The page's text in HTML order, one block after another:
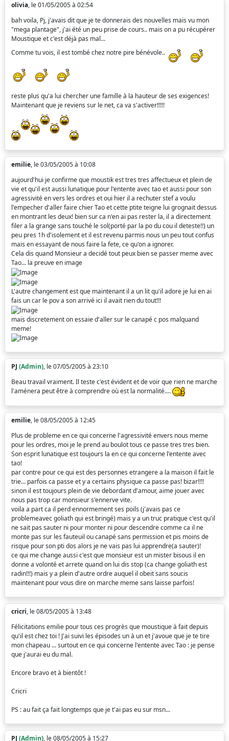
olivia, le 01/05/2005 à 02:54
bah voila, Pj, j'avais dit que je te donnerais des nouvelles mais vu mon
"mega plantage", j'ai été un peu prise de cours.. mais on a pu récupérer
Moustique et c'est déjà pas mal...
Comme tu vois, il est tombé chez notre pire bénévole..
reste plus qu'a lui chercher une famille à la hauteur de ses exigences!
Maintenant que je reviens sur le net, ca va s'activer!!!!!
emilie, le 03/05/2005 à 10:08
aujourd'hui je confirme que moustik est tres tres affectueux et plein de
vie et qu'il est aussi lunatique pour l'entente avec tao et aussi pour son
agressivité en vers les ordres et oui hier il a rechuter stef a voulu
l'empecher d'aller faire chier Tao et cette ptite teigne lui grognait dessus
en montrant les deux! bien sur ca n'en ai pas rester la, il a directement
filer a la grange sans touché le sol(porté par la po du cou il deteste!!) un
peu pres 1h d'isolement et il est revenu parmis nous un peu tout confus
mais en essayant de nous faire la fete, ce qu'on a ignorer.
Cela dis quand Monsieur a decidé tout peux bien se passer meme avec
Tao... la preuve en image
L'autre changement est que maintenant il a un lit qu'il adore je lui en ai
fais un car le pov a son arrivé ici il avait rien du tout!!!
mais discretement on essaie d'aller sur le canapé c pos malquand
meme!
PJ (Admin), le 07/05/2005 à 23:10
Beau travail vraiment. Il teste c'est évident et de voir que rien ne marche
l'aménera peut être à comprendre où est la normalité....
emilie, le 08/05/2005 à 12:45
Plus de probleme en ce qui concerne l'agressivité envers nous meme
pour les ordres, moi je le prend au boulot tous ce passe tres tres bien.
Son esprit lunatique est toujours la en ce qui concerne l'entente avec
tao!
par contre pour ce qui est des personnes etrangere a la maison il fait le
trie... parfois ca passe et y a certains physique ca passe pas! bizar!!!!
sinon il est toujours plein de vie debordant d'amour, aime jouer avec
nous pas trop car monsieur s'ennerve vite.
voila a part ca il perd ennormement ses poils (j'avais pas ce
problemeavec goliath qui est bringé) mais y a un truc pratique c'est qu'il
ne sait pas sauter ni pour monter ni pour descendre comme ca il ne
monte pas sur les fauteuil ou canapé sans permission et pis moins de
risque pour son pti dos alors je ne vais pas lui apprendre(a sauter)!
ce qui me change aussi c'est que monsieur est un mister bisous il en
donne a volonté et arrete quand on lui dis stop (ca change goliath est
radin!!!) mais y a plein d'autre ordre auquel il obeit sans soucis
maintenant pour vous dire on marche meme sans laisse parfois!
cricri, le 08/05/2005 à 13:48
Félicitations emilie pour tous ces progrès que moustique à fait depuis
qu'il est chez toi ! J'ai suivi les épisodes un à un et j'avoue que je te tire
mon chapeau ... surtout en ce qui concerne l'entente avec Tao : je pense
que j'aurai eu du mal.
Encore bravo et à bientôt !
Cricri
PS : au fait ça fait longtemps que je t'ai pas eu sur msn...
PJ (Admin), le 08/05/2005 à 15:27